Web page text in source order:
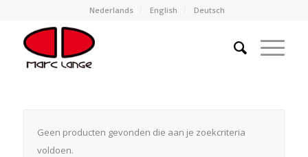
Nederlands English Deutsch
Geen producten gevonden die aan je zoekcriteria
voldoen.